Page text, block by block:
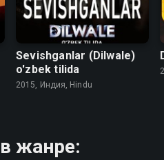
Sevishganlar (Dilwale)
o'zbek tilida
2015, Индия, Hindu
жанре: